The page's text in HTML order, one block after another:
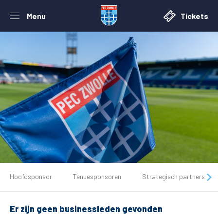
Menu Tickets
Tickets
Matchdays
Hoofdsponsor Tenuesponsoren Strategisch partners
Er zijn geen businessleden gevonden